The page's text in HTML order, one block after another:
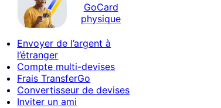
GoCard
physique
Envoyer de l’argent à
l’étranger
Compte multi-devises
Frais TransferGo
Convertisseur de devises
Inviter un ami